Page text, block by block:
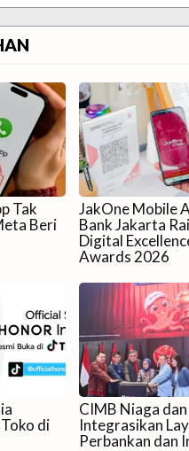
Tak
Beri
JakOne Mobile
Bank Jakarta
Digital
Awards 2026
di
CIMB Niaga
Integrasikan
Perbankan dan